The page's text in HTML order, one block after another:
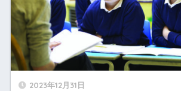
2023年12月31日